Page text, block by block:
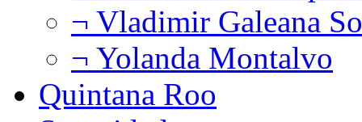
¬ Vladimir Galeana
¬ Yolanda Montalvo
Quintana Roo